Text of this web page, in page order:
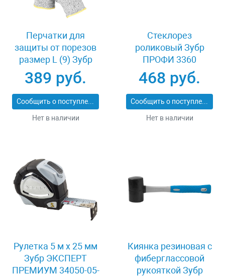
Перчатки для
защиты от порезов
размер L (9) Зубр
11277-L
389 руб.
Сообщить о поступлении
Нет в наличии
Стеклорез
роликовый Зубр
ПРОФИ 3360
468 руб.
Сообщить о поступлении
Нет в наличии
Рулетка 5 м x 25 мм
Зубр ЭКСПЕРТ
ПРЕМИУМ 34050-05-
Киянка резиновая с
фиберглассовой
рукояткой Зубр